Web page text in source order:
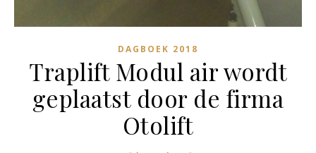
DAGBOEK 2018
Traplift Modul air wordt
geplaatst door de firma
Otolift